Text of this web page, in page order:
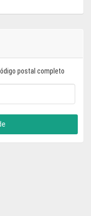
postal completo